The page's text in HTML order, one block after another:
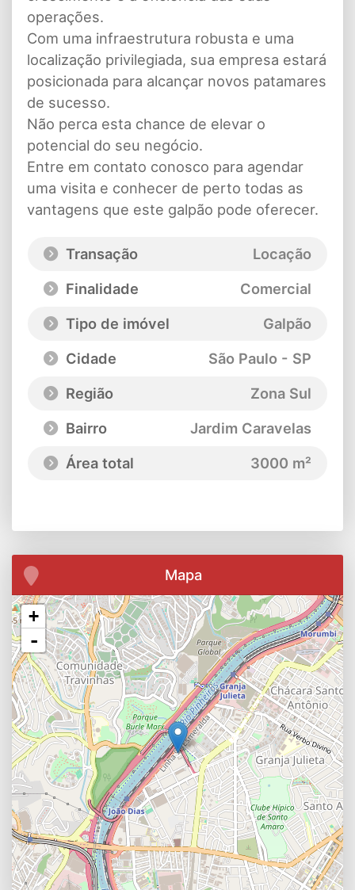
operações.
Com uma infraestrutura robusta e uma
localização privilegiada, sua empresa estará
posicionada para alcançar novos patamares
de sucesso.
Não perca esta chance de elevar o
potencial do seu negócio.
Entre em contato conosco para agendar
uma visita e conhecer de perto todas as
vantagens que este galpão pode oferecer.
Transação
Locação
Finalidade
Comercial
Tipo de imóvel
Galpão
Cidade
São Paulo - SP
Região
Zona Sul
Bairro
Jardim Caravelas
Área total
3000 m²
Mapa
+
-